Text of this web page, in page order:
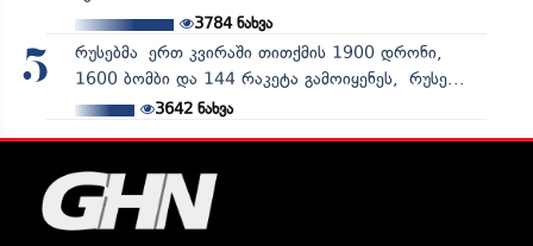
3784ნახვა
5
რუსებმა ერთ კვირაში თითქმის 1900 დრონი,
1600 ბომბი და 144 რაკეტა გამოიყენეს, რუსე...
3642ნახვა